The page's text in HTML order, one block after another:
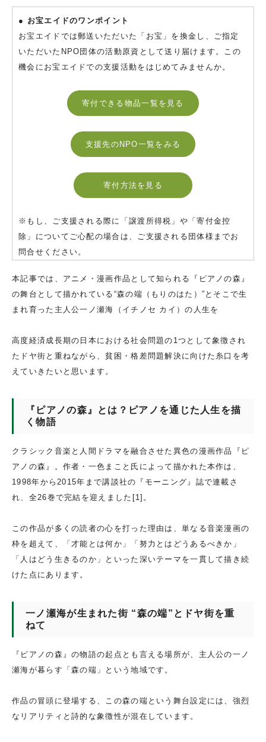
● お宝エイドのワンポイント
お宝エイドでは郵送いただいた「お宝」を換金し、ご指定
いただいたNPO団体の活動原資として送り届けます。この
機会にお宝エイドでの支援活動をはじめてみませんか。
寄付できる物品一覧を見る
支援先のNPO一覧をみる
寄付方法を見る
※もし、ご支援される際に「譲渡所得税」や「寄付金控
除」についてご心配の場合は、ご支援される団体様までお
問合せください。
本記事では、アニメ・漫画作品として知られる『ピアノの森』
の舞台として描かれている“森の端（もりのはた）”とそこで生
まれ育った主人公一ノ瀬海（イチノセ カイ）の人生を
高度経済成長期の日本における社会問題の1つとして象徴され
たドヤ街と重ねながら、貧困・格差問題解決に向けた糸口を考
えていきたいと思います。
『ピアノの森』とは？ピアノを通じた人生を描
く物語
クラシック音楽と人間ドラマを融合させた異色の漫画作品『ピ
アノの森』。作者・一色まこと氏によって描かれた本作は、
1998年から2015年まで講談社の『モーニング』誌で連載さ
れ、全26巻で完結を迎えました[1]。
この作品が多くの読者の心を打った理由は、単なる音楽漫画の
枠を超えて、「才能とは何か」「努力とはどうあるべきか」
「人はどう生きるのか」といった深いテーマを一貫して描き続
けた点にあります。
一ノ瀬海が生まれた街 “森の端”とドヤ街を重
ねて
『ピアノの森』の物語の起点とも言える場所が、主人公の一ノ
瀬海が暮らす「森の端」という地域です。
作品の冒頭に登場する、この森の端という舞台設定には、強烈
なリアリティと詩的な象徴性が混在しています。